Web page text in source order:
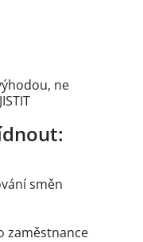
ne
směn
zaměstnance